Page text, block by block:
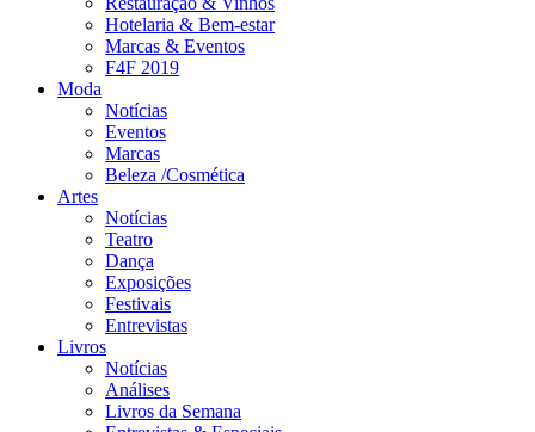
Hotelaria & Bem-estar
Marcas & Eventos
F4F 2019
Moda
Notícias
Eventos
Marcas
Beleza /Cosmética
Artes
Notícias
Teatro
Dança
Exposições
Festivais
Entrevistas
Livros
Notícias
Análises
Livros da Semana